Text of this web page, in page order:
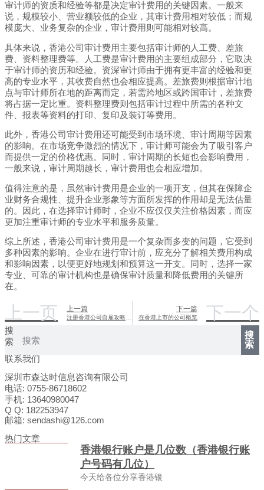
审计师的资质和经验等都是决定审计费用的关键因素。一般来
说，规模较小、营业额较低的企业，其审计费用相对较低；而规
模庞大、业务复杂的企业，审计费用则可能相对较高。
具体来说，香港公司审计费用主要包括审计师的人工费、差旅
费、资料整理费等。人工费是审计费用的主要组成部分，它取决
于审计师的资历和经验。资深审计师由于拥有更丰富的经验和更
高的专业水平，其收费自然也会相应提高。差旅费则根据审计地
点与审计师所在地的距离而定，若需跨地区或跨国审计，差旅费
将占据一定比重。资料整理费则包括审计过程中所需的各种文
件、报表等资料的打印、复印及装订等费用。
此外，香港公司审计费用还可能受到市场环境、审计周期等因素
的影响。在市场竞争激烈的情况下，审计师可能会为了吸引客户
而提供一定的价格优惠。同时，审计周期的长短也会影响费用，
一般来说，审计周期越长，审计费用也会相应增加。
值得注意的是，虽然审计费用是企业的一项开支，但其在保障企
业财务合规性、提升企业形象等方面所发挥的作用却是无法估量
的。因此，在选择审计师时，企业不应仅仅关注价格因素，而应
更加注重审计师的专业水平和服务质量。
综上所述，香港公司审计费用是一个复杂而多变的问题，它受到
多种因素的影响。企业在进行审计前，应充分了解相关费用构成
和影响因素，以便更好地规划和预算这一开支。同时，选择一家
专业、可靠的审计机构也是确保审计质量和降低费用的关键所
在。
上一页 上一篇 下一篇
在香港上市的公司概览 下一个
搜
索
搜
索
联系我们
深圳市森达时信息咨询有限公司
电话: 0755-86718602
手机: 13640980047
Q Q: 182253947
邮箱: sendashi@126.com
热门文章
香港银行账户是几位数（香港银行账
户号码有几位）
今天给各位分享香港银